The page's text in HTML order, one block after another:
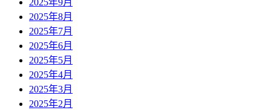
2025年8月
2025年7月
2025年6月
2025年5月
2025年4月
2025年3月
2025年2月